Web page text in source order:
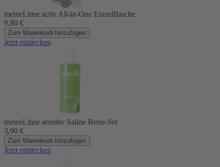
meineLinse activ All-in-One Einzelflasche
9,80 €
Zum Warenkorb hinzufügen
Jetzt entdecken
meineLinse sensitiv Saline Reise-Set
3,90 €
Zum Warenkorb hinzufügen
Jetzt entdecken